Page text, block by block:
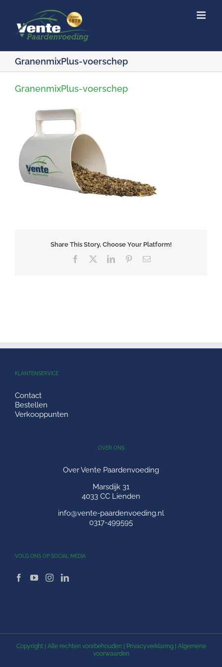
inhoud
GranenmixPlus-voerschep
GranenmixPlus-voerschep
Share This Story, Choose Your Platform!
Facebook LinkedInPinterest
E-
KLANTENSERVICE
Contact
Bestellen
Verkooppunten
OVER ONS
Over Vente Paardenvoeding
Marsdijk 31
4033 CC Lienden
info@vente-paardenvoeding.nl
0317-499595
VOLG ONS OP SOCIAL MEDIA
Copyright | Alle rechten voorbehouden | Privacyverklaring| Algemene
voorwaarden